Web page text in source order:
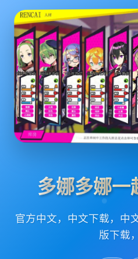
多娜多娜一
官方中文，中文下载，中
版下载